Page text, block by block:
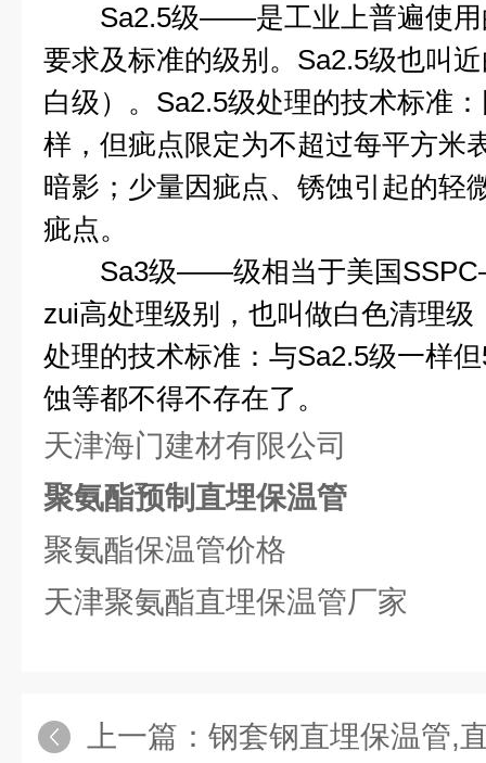
Sa2.5级——是工业上普遍使
要求及标准的级别。 Sa2.5级也叫
白级）。 Sa2.5级处理的技术标准
样，但疵点限定为不超过每平方米
暗影；少量因疵点、锈蚀引起的轻
疵点。
Sa3级——级相当于美国
zui高处理级别，也叫做白色清理级
处理的技术标准：与Sa2.5级一样但
蚀等都不得不存在了。
天津海门建材有限公司
聚氨酯预制直埋保温管
聚氨酯保温管价格
天津聚氨酯直埋保温管厂家
上一篇： 钢套钢直埋保温管,直埋蒸汽